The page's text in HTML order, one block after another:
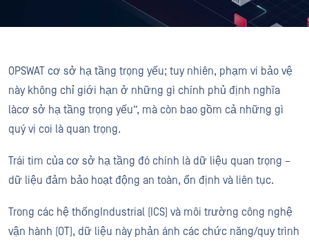
OPSWAT cơ sở hạ tầng trọng yếu; tuy nhiên, phạm vi bảo vệ
này không chỉ giới hạn ở những gì chính phủ định nghĩa
làcơ sở hạ tầng trọng yếu”, mà còn bao gồm cả những gì
quý vị coi là quan trọng.
Trái tim của cơ sở hạ tầng đó chính là dữ liệu quan trọng –
dữ liệu đảm bảo hoạt động an toàn, ổn định và liên tục.
Trong các hệ thốngIndustrial (ICS) và môi trường công nghệ
vận hành (OT), dữ liệu này phản ánh các chức năng/quy trình